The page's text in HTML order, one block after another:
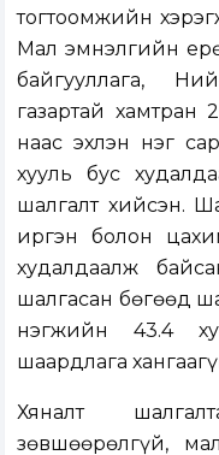
тогтоомжийн
Мал эмнэлгийн
байгууллага,
газартай
наас эхлэн нэг
хууль бус
шалгалт хийсэн.
иргэн болон
худалдаалж
шалгасан бөгөөд
нэгжийн 43.4
шаардлага
Хяналт
зөвшөөрөлгүй,